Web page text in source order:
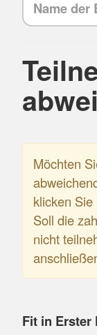
Möchten
klicken
Soll die
nicht
Fit in Erster